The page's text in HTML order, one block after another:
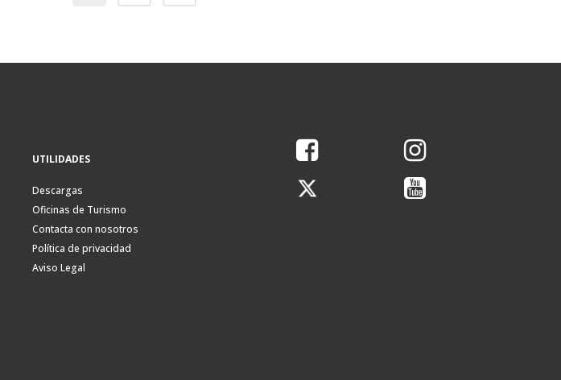
UTILIDADES
Descargas
Oficinas de Turismo
Contacta con nosotros
Política de privacidad
Aviso Legal